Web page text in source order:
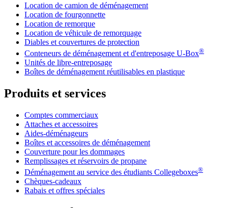
Location de camion de déménagement
Location de fourgonnette
Location de remorque
Location de véhicule de remorquage
Diables et couvertures de protection
Conteneurs de déménagement et d'entreposage U-Box®
Unités de libre-entreposage
Boîtes de déménagement réutilisables en plastique
Produits et services
Comptes commerciaux
Attaches et accessoires
Aides-déménageurs
Boîtes et accessoires de déménagement
Couverture pour les dommages
Remplissages et réservoirs de propane
Déménagement au service des étudiants Collegeboxes®
Chèques-cadeaux
Rabais et offres spéciales